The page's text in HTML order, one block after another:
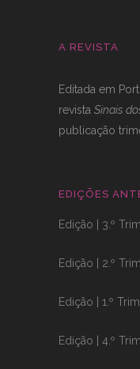
A REVISTA
Editada em
revista Sinais
publicação
EDIÇÕES
Edição | 3.º
Edição | 2.º
Edição | 1.º
Edição | 4.º